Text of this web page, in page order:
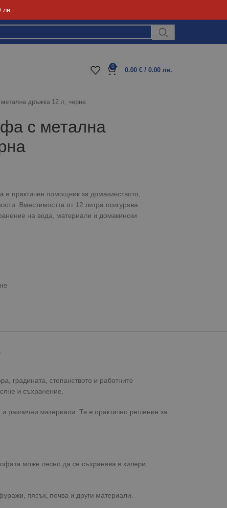
Блог
0
0.00 € / 0.00 лв.
дръжка 12 л, черна
с метална
практичен помощник за домакинството,
Вместимостта от 12 литра осигурява
на вода, материали и домакински
градината, стопанството и работните
и съхранение.
различни материали. Тя е практично решение за
може лесно да се съхранява в килери,
пясък, почва и други материали.